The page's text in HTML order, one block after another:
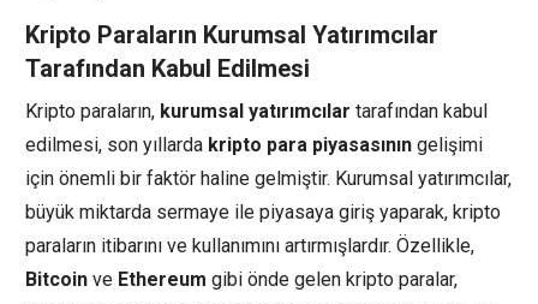
Kripto Paraların Kurumsal Yatırımcılar
Tarafından Kabul Edilmesi
Kripto paraların, kurumsal yatırımcılar tarafından kabul
edilmesi, son yıllarda kripto para piyasasının gelişimi
için önemli bir faktör haline gelmiştir. Kurumsal yatırımcılar,
büyük miktarda sermaye ile piyasaya giriş yaparak, kripto
paraların itibarını ve kullanımını artırmışlardır. Özellikle,
Bitcoin ve Ethereum gibi önde gelen kripto paralar,